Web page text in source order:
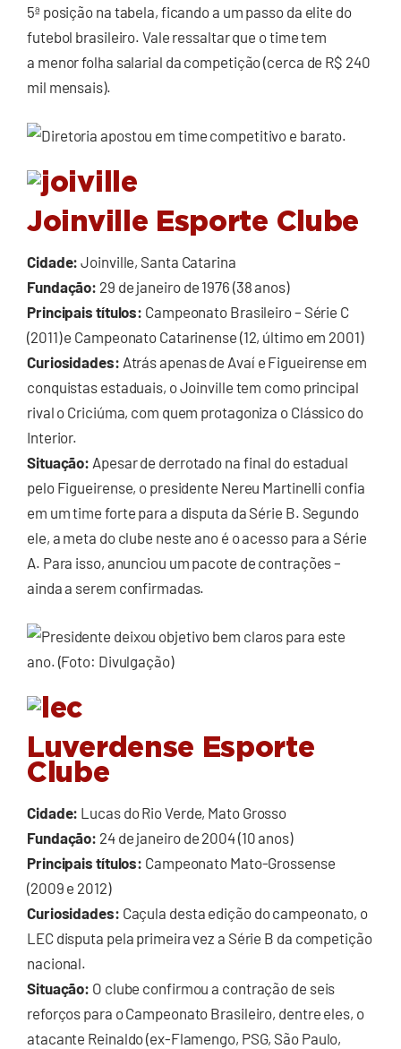
5ª posição na tabela, ficando a um passo da elite do
futebol brasileiro. Vale ressaltar que o time tem
a menor folha salarial da competição (cerca de R$ 240
mil mensais).
Joinville Esporte Clube
Cidade: Joinville, Santa Catarina
Fundação: 29 de janeiro de 1976 (38 anos)
Principais títulos: Campeonato Brasileiro – Série C
(2011) e Campeonato Catarinense (12, último em 2001)
Curiosidades: Atrás apenas de Avaí e Figueirense em
conquistas estaduais, o Joinville tem como principal
rival o Criciúma, com quem protagoniza o Clássico do
Interior.
Situação: Apesar de derrotado na final do estadual
pelo Figueirense, o presidente Nereu Martinelli confia
em um time forte para a disputa da Série B. Segundo
ele, a meta do clube neste ano é o acesso para a Série
A. Para isso, anunciou um pacote de contrações –
ainda a serem confirmadas.
Luverdense Esporte
Clube
Cidade: Lucas do Rio Verde, Mato Grosso
Fundação: 24 de janeiro de 2004 (10 anos)
Principais títulos: Campeonato Mato-Grossense
(2009 e 2012)
Curiosidades: Caçula desta edição do campeonato, o
LEC disputa pela primeira vez a Série B da competição
nacional.
Situação: O clube confirmou a contração de seis
reforços para o Campeonato Brasileiro, dentre eles, o
atacante Reinaldo (ex-Flamengo, PSG, São Paulo,